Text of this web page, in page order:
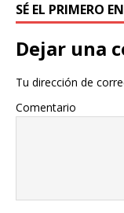
SÉ EL PRIMERO
Dejar una
Tu dirección de
Comentario